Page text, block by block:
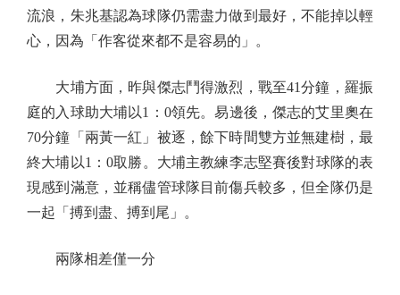
流浪，朱兆基認為球隊仍需盡力做到最好，不能掉以輕
心，因為「作客從來都不是容易的」。
大埔方面，昨與傑志鬥得激烈，戰至41分鐘，羅振
庭的入球助大埔以1：0領先。易邊後，傑志的艾里奧在
70分鐘「兩黃一紅」被逐，餘下時間雙方並無建樹，最
終大埔以1：0取勝。大埔主教練李志堅賽後對球隊的表
現感到滿意，並稱儘管球隊目前傷兵較多，但全隊仍是
一起「搏到盡、搏到尾」。
兩隊相差僅一分